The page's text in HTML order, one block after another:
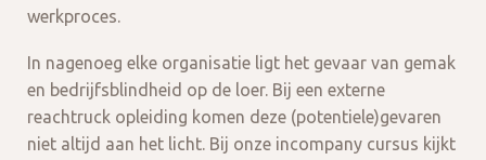
werkproces.
In nagenoeg elke organisatie ligt het gevaar van gemak
en bedrijfsblindheid op de loer. Bij een externe
reachtruck opleiding komen deze (potentiele)gevaren
niet altijd aan het licht. Bij onze incompany cursus kijkt